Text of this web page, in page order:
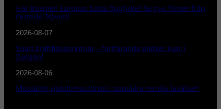
Har Bosnien Europas bästa flugfiske? Se nya filmen från
Outside Travels!
2026-08-07
Snart kräftfiskepremiär – fortfarande platser kvar i
Delsjön!
2026-08-06
Misstänkt sjukdomsutbrott i populära norska laxälvar!